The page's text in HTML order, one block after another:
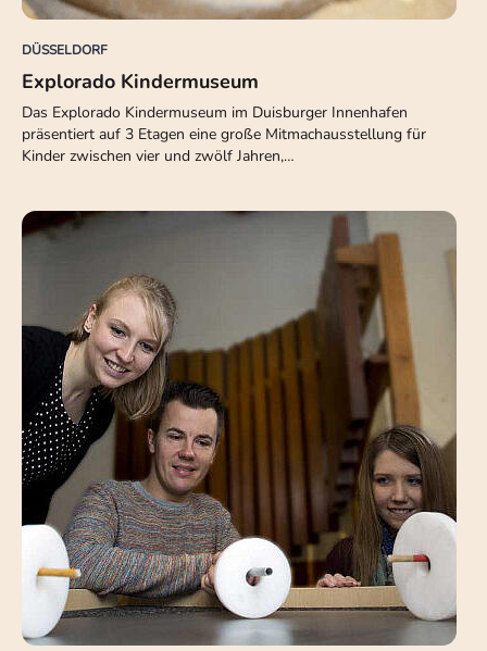
DÜSSELDORF
Explorado Kindermuseum
Das Explorado Kindermuseum im Duisburger Innenhafen
präsentiert auf 3 Etagen eine große Mitmachausstellung für
Kinder zwischen vier und zwölf Jahren,…